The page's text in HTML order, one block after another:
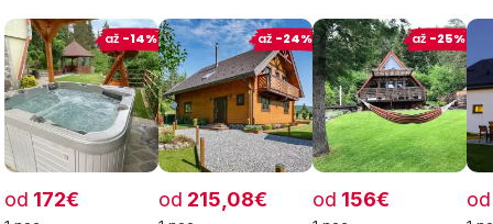
od 172€
až -14%
od 215,08€
až -24%
od 156€
až -25%
od